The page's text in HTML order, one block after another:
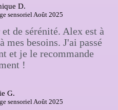
D.
sensoriel Août 2025
de sérénité. Alex est à
mes besoins. J'ai passé
et je le recommande
!
G.
sensoriel Août 2025